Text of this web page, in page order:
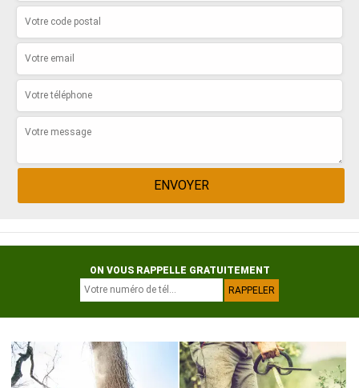
ON VOUS RAPPELLE GRATUITEMENT